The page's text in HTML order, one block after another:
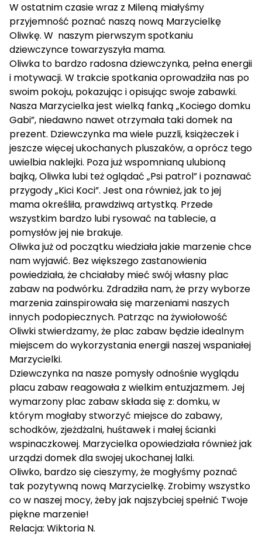
W ostatnim czasie wraz z Mileną miałyśmy
przyjemność poznać naszą nową Marzycielkę
Oliwkę. W naszym pierwszym spotkaniu
dziewczynce towarzyszyła mama.
Oliwka to bardzo radosna dziewczynka, pełna energii
i motywacji. W trakcie spotkania oprowadziła nas po
swoim pokoju, pokazując i opisując swoje zabawki.
Nasza Marzycielka jest wielką fanką „Kociego domku
Gabi”, niedawno nawet otrzymała taki domek na
prezent. Dziewczynka ma wiele puzzli, książeczek i
jeszcze więcej ukochanych pluszaków, a oprócz tego
uwielbia naklejki. Poza już wspomnianą ulubioną
bajką, Oliwka lubi też oglądać „Psi patrol” i poznawać
przygody „Kici Koci”. Jest ona również, jak to jej
mama określiła, prawdziwą artystką. Przede
wszystkim bardzo lubi rysować na tablecie, a
pomysłów jej nie brakuje.
Oliwka już od początku wiedziała jakie marzenie chce
nam wyjawić. Bez większego zastanowienia
powiedziała, że chciałaby mieć swój własny plac
zabaw na podwórku. Zdradziła nam, że przy wyborze
marzenia zainspirowała się marzeniami naszych
innych podopiecznych. Patrząc na żywiołowość
Oliwki stwierdzamy, że plac zabaw będzie idealnym
miejscem do wykorzystania energii naszej wspaniałej
Marzycielki.
Dziewczynka na nasze pomysły odnośnie wyglądu
placu zabaw reagowała z wielkim entuzjazmem. Jej
wymarzony plac zabaw składa się z: domku, w
którym mogłaby stworzyć miejsce do zabawy,
schodków, zjeżdżalni, huśtawek i małej ścianki
wspinaczkowej. Marzycielka opowiedziała również jak
urządzi domek dla swojej ukochanej lalki.
Oliwko, bardzo się cieszymy, że mogłyśmy poznać
tak pozytywną nową Marzycielkę. Zrobimy wszystko
co w naszej mocy, żeby jak najszybciej spełnić Twoje
piękne marzenie!
Relacja: Wiktoria N.